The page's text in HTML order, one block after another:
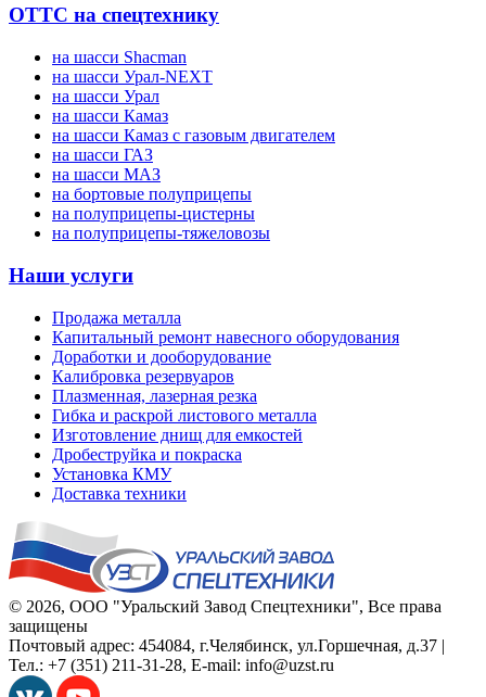
ОТТС на спецтехнику
на шасси Shacman
на шасси Урал-NEXT
на шасси Урал
на шасси Камаз
на шасси Камаз с газовым двигателем
на шасси ГАЗ
на шасси МАЗ
на бортовые полуприцепы
на полуприцепы-цистерны
на полуприцепы-тяжеловозы
Наши услуги
Продажа металла
Капитальный ремонт навесного оборудования
Доработки и дооборудование
Калибровка резервуаров
Плазменная, лазерная резка
Гибка и раскрой листового металла
Изготовление днищ для емкостей
Дробеструйка и покраска
Установка КМУ
Доставка техники
© 2026, ООО "Уральский Завод Спецтехники", Все права
защищены
Почтовый адрес: 454084, г.Челябинск, ул.Горшечная, д.37 |
Тел.: +7 (351) 211-31-28, E-mail: info@uzst.ru